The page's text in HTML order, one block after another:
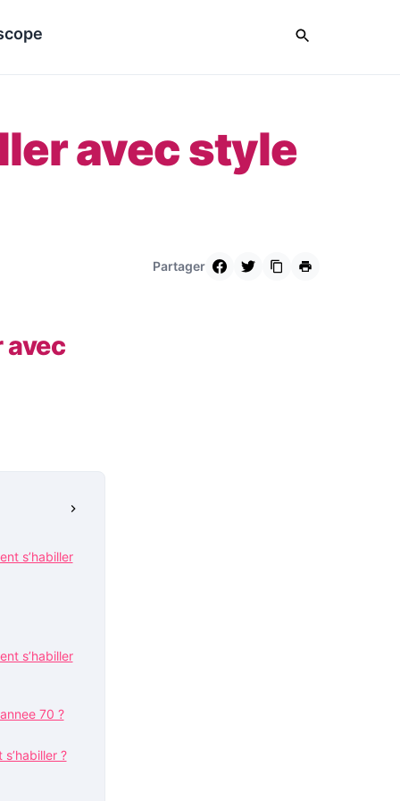
avec style
Partager
avec
s’habiller
s’habiller
70 ?
?